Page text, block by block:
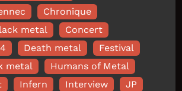
Chronique
metal
Concert
Death metal
Festival
metal
Humans of Metal
Infern Interview
JP